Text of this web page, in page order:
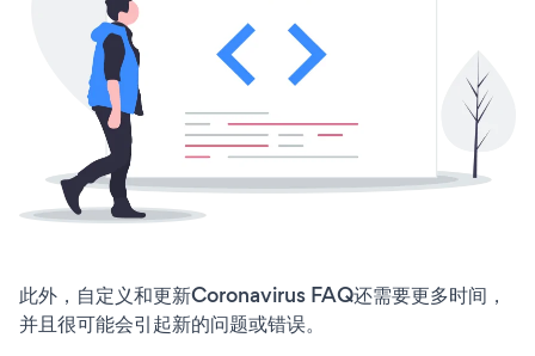
此外，自定义和更新Coronavirus FAQ还需要更多时间，
并且很可能会引起新的问题或错误。